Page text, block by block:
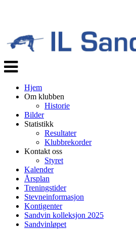
Veksle
navigasjon
Hjem
Om klubben
Historie
Bilder
Statistikk
Resultater
Klubbrekorder
Kontakt oss
Styret
Kalender
Årsplan
Treningstider
Stevneinformasjon
Kontigenter
Sandvin kolleksjon 2025
Sandvinløpet